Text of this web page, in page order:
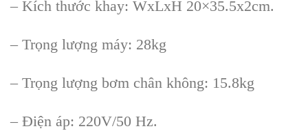
– Kích thước khay: WxLxH 20×35.5x2cm.
– Trọng lượng máy: 28kg
– Trọng lượng bơm chân không: 15.8kg
– Điện áp: 220V/50 Hz.